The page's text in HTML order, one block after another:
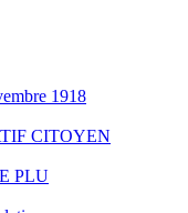
1918
CITOYEN
PLU